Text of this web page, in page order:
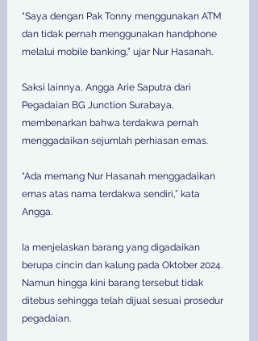
“Saya dengan Pak Tonny menggunakan ATM
dan tidak pernah menggunakan handphone
melalui mobile banking,” ujar Nur Hasanah.
Saksi lainnya, Angga Arie Saputra dari
Pegadaian BG Junction Surabaya,
membenarkan bahwa terdakwa pernah
menggadaikan sejumlah perhiasan emas.
“Ada memang Nur Hasanah menggadaikan
emas atas nama terdakwa sendiri,” kata
Angga.
Ia menjelaskan barang yang digadaikan
berupa cincin dan kalung pada Oktober 2024.
Namun hingga kini barang tersebut tidak
ditebus sehingga telah dijual sesuai prosedur
pegadaian.